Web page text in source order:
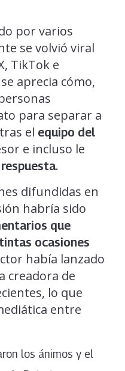
por varios
se volvió viral
TikTok e
aprecia cómo,
para separar a
el equipo del
e incluso le
.
difundidas en
habría sido
que
ocasiones
había lanzado
creadora de
lo que
entre
los ánimos y el